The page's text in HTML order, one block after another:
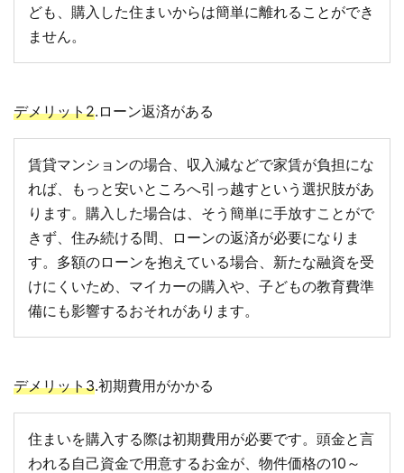
ども、購入した住まいからは簡単に離れることができ
ません。
デメリット2.ローン返済がある
賃貸マンションの場合、収入減などで家賃が負担にな
れば、もっと安いところへ引っ越すという選択肢があ
ります。購入した場合は、そう簡単に手放すことがで
きず、住み続ける間、ローンの返済が必要になりま
す。多額のローンを抱えている場合、新たな融資を受
けにくいため、マイカーの購入や、子どもの教育費準
備にも影響するおそれがあります。
デメリット3.初期費用がかかる
住まいを購入する際は初期費用が必要です。頭金と言
われる自己資金で用意するお金が、物件価格の10～